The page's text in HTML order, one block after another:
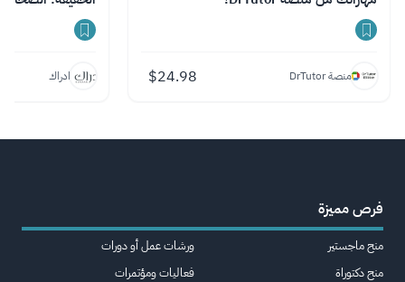
منصة DrTutor $24.98 ادراك
فرص مميزة
منح ماجستير
منح دكتوراة
ورشات عمل أو دورات
فعاليات ومؤتمرات